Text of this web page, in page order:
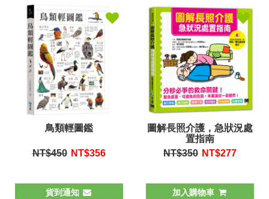
鳥類輕圖鑑
NT$450 NT$356
貨到通知
圖解長照介護，急狀況處
置指南
NT$350 NT$277
加入購物車